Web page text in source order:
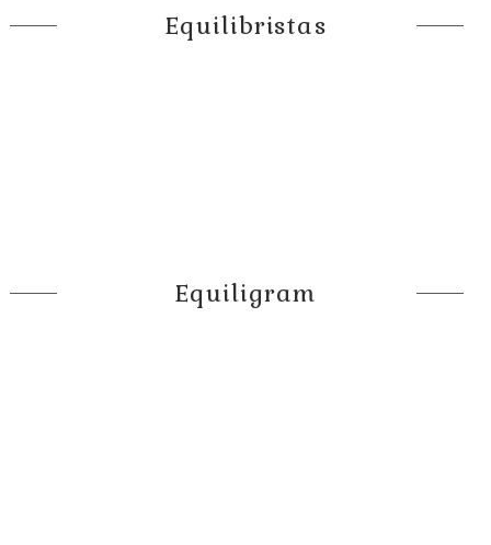
Equilibristas
Equiligram